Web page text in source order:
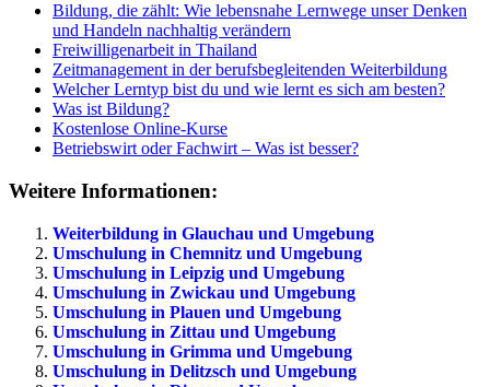
Bildung, die zählt: Wie lebensnahe Lernwege unser Denken
und Handeln nachhaltig verändern
Freiwilligenarbeit in Thailand
Zeitmanagement in der berufsbegleitenden Weiterbildung
Welcher Lerntyp bist du und wie lernt es sich am besten?
Was ist Bildung?
Kostenlose Online-Kurse
Betriebswirt oder Fachwirt – Was ist besser?
Weitere Informationen:
Weiterbildung in Glauchau und Umgebung
Umschulung in Chemnitz und Umgebung
Umschulung in Leipzig und Umgebung
Umschulung in Zwickau und Umgebung
Umschulung in Plauen und Umgebung
Umschulung in Zittau und Umgebung
Umschulung in Grimma und Umgebung
Umschulung in Delitzsch und Umgebung